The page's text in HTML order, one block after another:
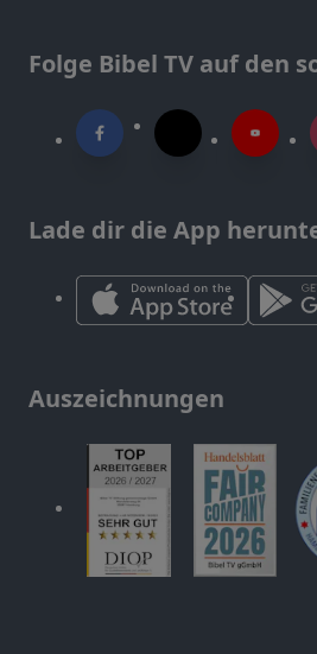
Folge Bibel TV auf den
Lade dir die App
Auszeichnungen